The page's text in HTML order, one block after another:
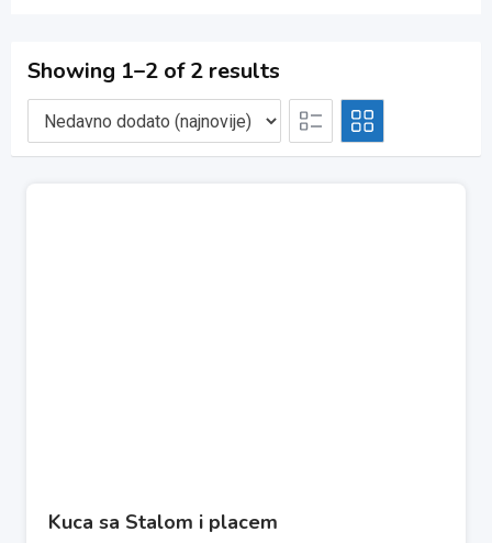
Showing 1–2 of 2 results
Kuca sa Stalom i placem